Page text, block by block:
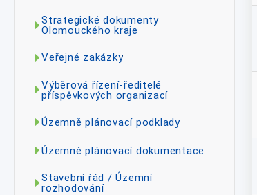
Strategické dokumenty
Olomouckého kraje
Veřejné zakázky
Výběrová řízení-ředitelé
příspěvkových organizací
Územně plánovací podklady
Územně plánovací dokumentace
Stavební řád / Územní
rozhodování